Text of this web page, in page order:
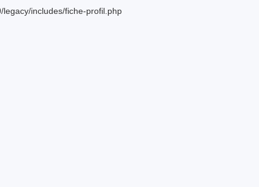
includes/fiche-profil.php